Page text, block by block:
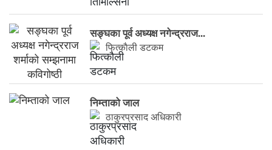
सङ्घका पूर्व अध्यक्ष नगेन्द्रराज...
फित्काैली डटकम
निम्ताको जाल
ठाकुरप्रसाद अधिकारी